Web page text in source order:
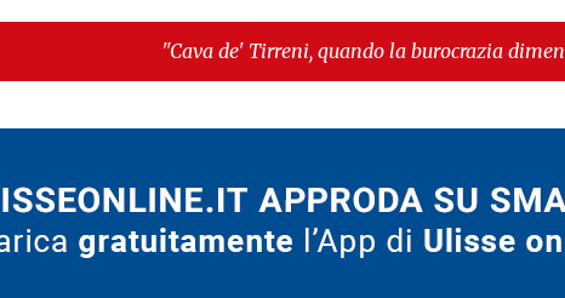
"Cava de' Tirreni, quando la burocrazia dimentica perché esiste"
Ancora"